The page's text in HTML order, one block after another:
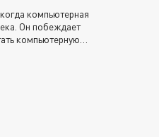
компьютерная
Он побеждает
компьютерную